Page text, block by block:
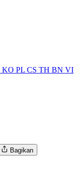
KO PL CS TH BN VI
Bagikan